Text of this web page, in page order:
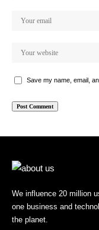
Save my name, email,
We influence 20 million
one business and
the planet.